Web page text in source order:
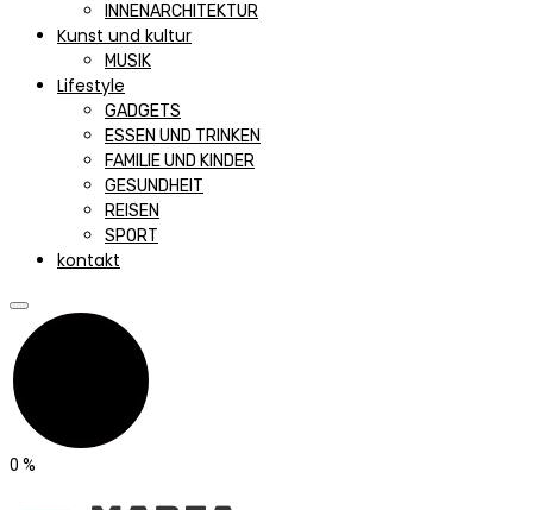
INNENARCHITEKTUR
Kunst und kultur
MUSIK
Lifestyle
GADGETS
ESSEN UND TRINKEN
FAMILIE UND KINDER
GESUNDHEIT
REISEN
SPORT
kontakt
0 %